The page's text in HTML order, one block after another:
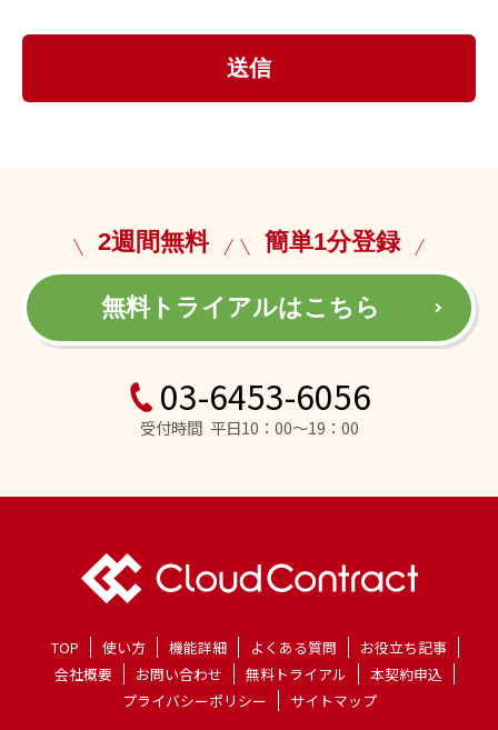
2週間無料 簡単1分登録
無料トライアルはこちら
03-6453-6056
受付時間 平日10：00～19：00
TOP 使い方 機能詳細 よくある質問
お役立ち記事
会社概要
お問い合わせ 無料トライアル
本契約申込
プライバシーポリシー
サイトマップ